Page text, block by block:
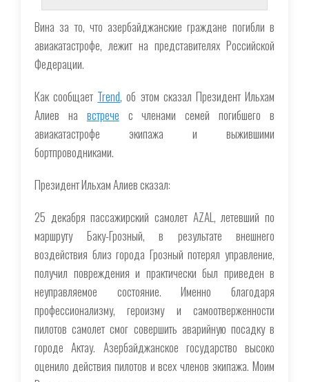
Вина за то, что азербайджанские граждане погибли в
авиакатастрофе, лежит на представителях Российской
Федерации.
Как сообщает Trend, об этом сказал Президент Ильхам
Алиев на встрече с членами семей погибшего в
авиакатастрофе экипажа и выжившими
бортпроводниками.
Президент Ильхам Алиев сказал:
25 декабря пассажирский самолет AZAL, летевший по
маршруту Баку-Грозный, в результате внешнего
воздействия близ города Грозный потерял управление,
получил повреждения и практически был приведен в
неуправляемое состояние. Именно благодаря
профессионализму, героизму и самоотверженности
пилотов самолет смог совершить аварийную посадку в
городе Актау. Азербайджанское государство высоко
оценило действия пилотов и всех членов экипажа. Моим